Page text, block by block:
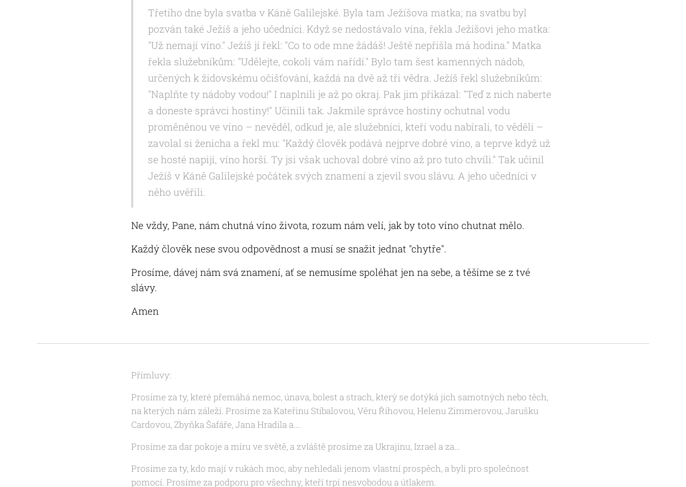
Třetího dne byla svatba v Káně Galilejské. Byla tam Ježíšova matka; na svatbu byl
pozván také Ježíš a jeho učedníci. Když se nedostávalo vína, řekla Ježíšovi jeho matka:
"Už nemají víno." Ježíš jí řekl: "Co to ode mne žádáš! Ještě nepřišla má hodina." Matka
řekla služebníkům: "Udělejte, cokoli vám nařídí." Bylo tam šest kamenných nádob,
určených k židovskému očišťování, každá na dvě až tři vědra. Ježíš řekl služebníkům:
"Naplňte ty nádoby vodou!" I naplnili je až po okraj. Pak jim přikázal: "Teď z nich naberte
a doneste správci hostiny!" Učinili tak. Jakmile správce hostiny ochutnal vodu
proměněnou ve víno – nevěděl, odkud je, ale služebníci, kteří vodu nabírali, to věděli –
zavolal si ženicha a řekl mu: "Každý člověk podává nejprve dobré víno, a teprve když už
se hosté napijí, víno horší. Ty jsi však uchoval dobré víno až pro tuto chvíli." Tak učinil
Ježíš v Káně Galilejské počátek svých znamení a zjevil svou slávu. A jeho učedníci v
něho uvěřili.
Ne vždy, Pane, nám chutná víno života, rozum nám velí, jak by toto víno chutnat mělo.
Každý člověk nese svou odpovědnost a musí se snažit jednat "chytře".
Prosíme, dávej nám svá znamení, ať se nemusíme spoléhat jen na sebe, a těšíme se z tvé
slávy.
Amen
Přímluvy:
Prosíme za ty, které přemáhá nemoc, únava, bolest a strach, který se dotýká jich samotných nebo těch,
na kterých nám záleží. Prosíme zaKateřinu Stíbalovou, Věru Říhovou, Helenu Zimmerovou, Jarušku
Cardovou, Zbyňka Šafáře, Jana Hradila a….
Prosíme za dar pokoje a míru ve světě, a zvláště prosíme za Ukrajinu, Izrael a za…
Prosíme za ty, kdo mají v rukách moc, aby nehledali jenom vlastní prospěch, a byli pro společnost
pomocí. Prosíme za podporu pro všechny, kteří trpí nesvobodou a útlakem.